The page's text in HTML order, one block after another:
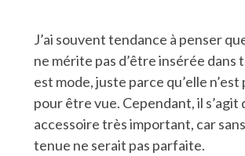
J’ai souvent tendance à penser
ne mérite pas d’être insérée dans
est mode, juste parce qu’elle n’est
pour être vue. Cependant, il s’agit
accessoire très important, car
tenue ne serait pas parfaite.